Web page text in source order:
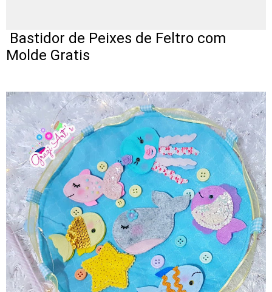
Bastidor de Peixes de Feltro com
Molde Gratis